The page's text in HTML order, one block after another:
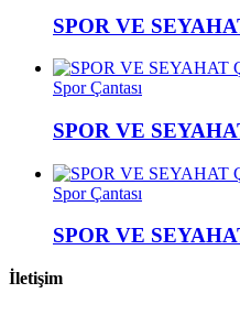
SPOR VE
Spor Çantası
SPOR VE
Spor Çantası
SPOR VE
İletişim